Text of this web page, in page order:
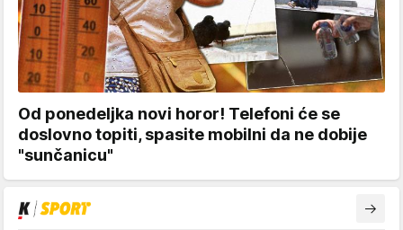
Od ponedeljka novi horor! Telefoni će se
doslovno topiti, spasite mobilni da ne dobije
"sunčanicu"